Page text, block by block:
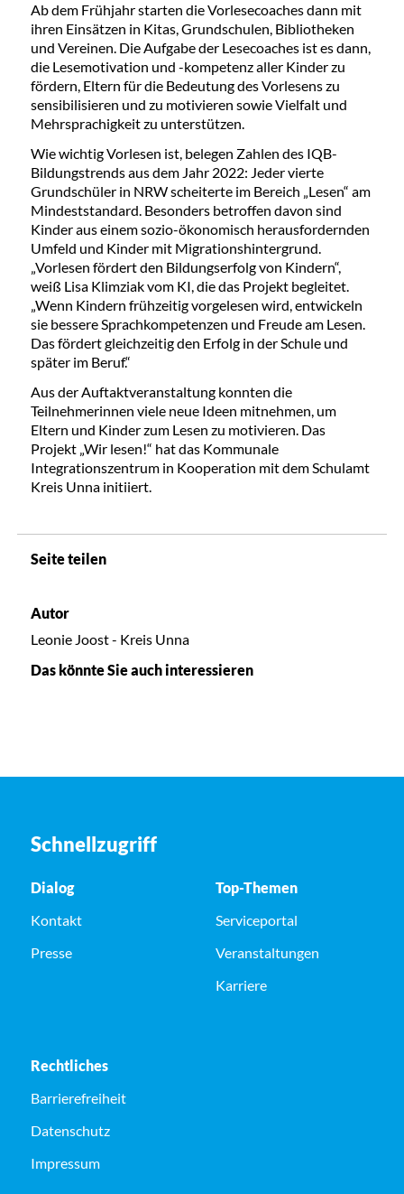
Ab dem Frühjahr starten die Vorlesecoaches dann mit
ihren Einsätzen in Kitas, Grundschulen, Bibliotheken
und Vereinen. Die Aufgabe der Lesecoaches ist es dann,
die Lesemotivation und -kompetenz aller Kinder zu
fördern, Eltern für die Bedeutung des Vorlesens zu
sensibilisieren und zu motivieren sowie Vielfalt und
Mehrsprachigkeit zu unterstützen.
Wie wichtig Vorlesen ist, belegen Zahlen des IQB-
Bildungstrends aus dem Jahr 2022: Jeder vierte
Grundschüler in NRW scheiterte im Bereich „Lesen“ am
Mindeststandard. Besonders betroffen davon sind
Kinder aus einem sozio-ökonomisch herausfordernden
Umfeld und Kinder mit Migrationshintergrund.
„Vorlesen fördert den Bildungserfolg von Kindern“,
weiß Lisa Klimziak vom KI, die das Projekt begleitet.
„Wenn Kindern frühzeitig vorgelesen wird, entwickeln
sie bessere Sprachkompetenzen und Freude am Lesen.
Das fördert gleichzeitig den Erfolg in der Schule und
später im Beruf.“
Aus der Auftaktveranstaltung konnten die
Teilnehmerinnen viele neue Ideen mitnehmen, um
Eltern und Kinder zum Lesen zu motivieren. Das
Projekt „Wir lesen!“ hat das Kommunale
Integrationszentrum in Kooperation mit dem Schulamt
Kreis Unna initiiert.
Seite teilen
Autor
Leonie Joost - Kreis Unna
Das könnte Sie auch interessieren
Schnellzugriff
Dialog
Kontakt
Presse
Top-Themen
Serviceportal
Veranstaltungen
Karriere
Rechtliches
Barrierefreiheit
Datenschutz
Impressum